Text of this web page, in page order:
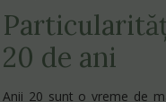
20 de ani
Anii 20 sunt o vreme de